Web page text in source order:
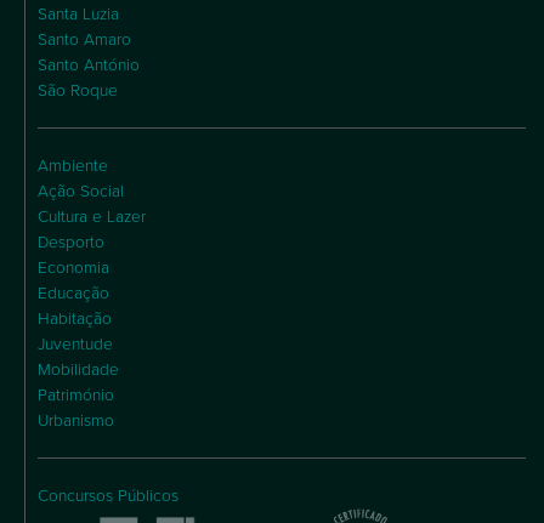
Santa Luzia
Santo Amaro
Santo António
São Roque
Ambiente
Ação Social
Cultura e Lazer
Desporto
Economia
Educação
Habitação
Juventude
Mobilidade
Património
Urbanismo
Concursos Públicos